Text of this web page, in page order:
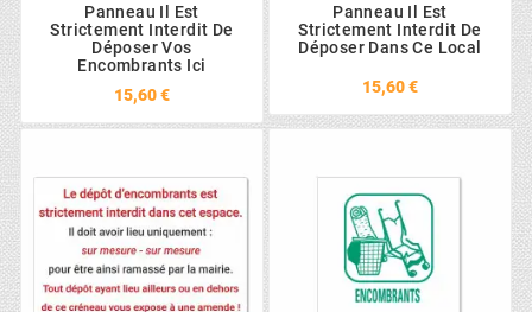
Panneau Il Est
Strictement Interdit De
Déposer Vos
Encombrants Ici
15,60 €
Panneau Il Est
Strictement Interdit De
Déposer Dans Ce Local
15,60 €